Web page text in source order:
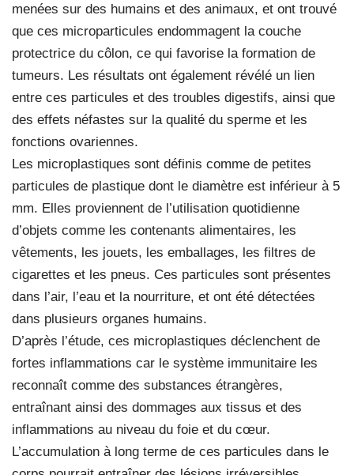
menées sur des humains et des animaux, et ont trouvé
que ces microparticules endommagent la couche
protectrice du côlon, ce qui favorise la formation de
tumeurs. Les résultats ont également révélé un lien
entre ces particules et des troubles digestifs, ainsi que
des effets néfastes sur la qualité du sperme et les
fonctions ovariennes.
Les microplastiques sont définis comme de petites
particules de plastique dont le diamètre est inférieur à 5
mm. Elles proviennent de l’utilisation quotidienne
d’objets comme les contenants alimentaires, les
vêtements, les jouets, les emballages, les filtres de
cigarettes et les pneus. Ces particules sont présentes
dans l’air, l’eau et la nourriture, et ont été détectées
dans plusieurs organes humains.
D’après l’étude, ces microplastiques déclenchent de
fortes inflammations car le système immunitaire les
reconnaît comme des substances étrangères,
entraînant ainsi des dommages aux tissus et des
inflammations au niveau du foie et du cœur.
L’accumulation à long terme de ces particules dans le